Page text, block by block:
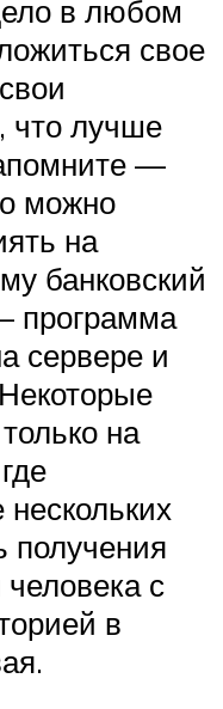
в любом
свое
что лучше
—
можно
на
банковский
программа
сервере и
на
получения
человека с
в